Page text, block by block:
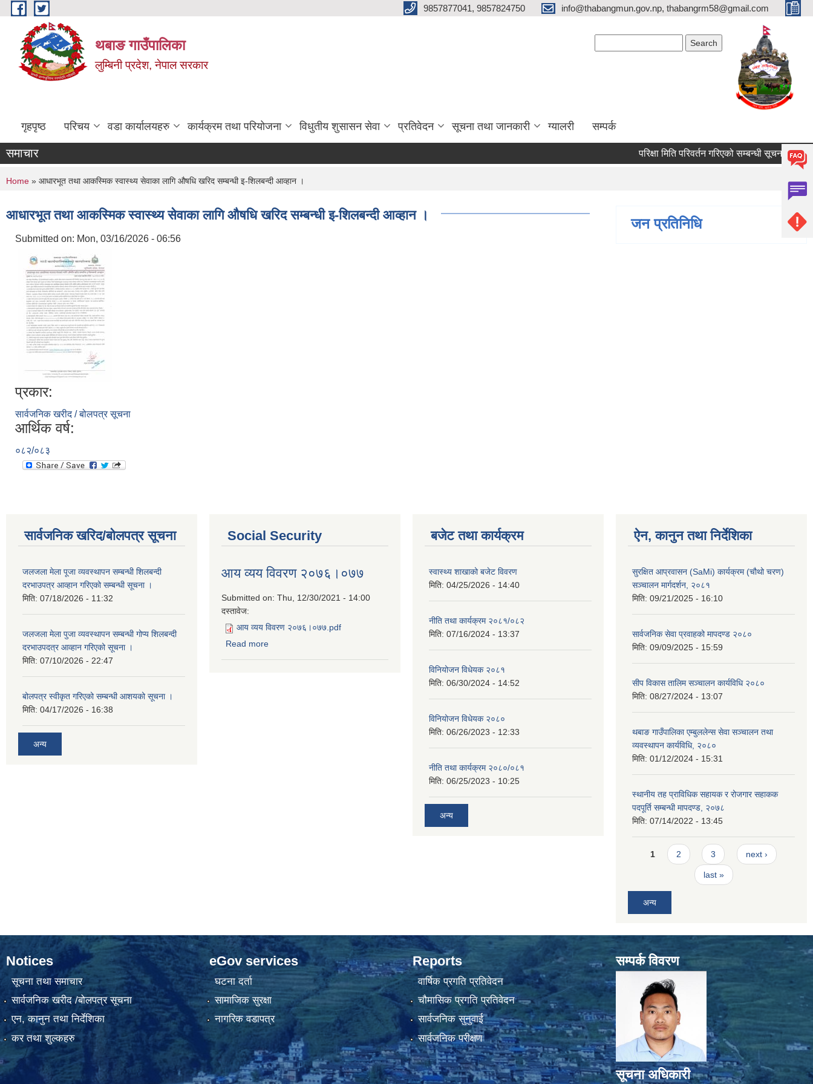
Skip to main content 9857877041, 9857824750 info@thabangmun.gov.np, thabangrm58@gmail.com
थबाङ गाउँपालिका
लुम्बिनी प्रदेश, नेपाल सरकार
गृहपृष्ठ परिचय वडा कार्यालयहरु कार्यक्रम तथा परियोजना विधुतीय शुसासन सेवा प्रतिवेदन सूचना तथा जानकारी ग्यालरी सम्पर्क
समाचार परिक्षा मिति परिवर्तन गरिएको सम्बन्धी सूचना ।
You are here
Home » आधारभूत तथा आकस्मिक स्वास्थ्य सेवाका लागि औषधि खरिद सम्बन्धी इ-शिलबन्दी आव्हान ।
आधारभूत तथा आकस्मिक स्वास्थ्य सेवाका लागि औषधि खरिद सम्बन्धी इ-शिलबन्दी आव्हान ।
Submitted on: Mon, 03/16/2026 - 06:56
प्रकार:
सार्वजनिक खरीद / बोलपत्र सूचना
आर्थिक वर्ष:
०८२/०८३
जन प्रतिनिधि
सार्वजनिक खरिद/बोलपत्र सूचना
जलजला मेला पूजा व्यवस्थापन सम्बन्धी शिलबन्दी
दरभाउपत्र आव्हान गरिएको सम्बन्धी सूचना ।
मिति: 07/18/2026 - 11:32
जलजला मेला पुजा व्यवस्थापन सम्बन्धी गोप्य शिलबन्दी
दरभाउपदत्र आव्हान गरिएको सूचना ।
मिति: 07/10/2026 - 22:47
बोलपत्र स्वीकृत गरिएको सम्बन्धी आशयको सूचना ।
मिति: 04/17/2026 - 16:38
अन्य
Social Security
आय व्यय विवरण २०७६।०७७
Submitted on: Thu, 12/30/2021 - 14:00
दस्तावेज:
आय व्यय विवरण २०७६।०७७.pdf
Read more
बजेट तथा कार्यक्रम
स्वास्थ्य शाखाको बजेट विवरण
मिति: 04/25/2026 - 14:40
नीति तथा कार्यक्रम २०८१/०८२
मिति: 07/16/2024 - 13:37
विनियोजन विधेयक २०८१
मिति: 06/30/2024 - 14:52
विनियोजन विधेयक २०८०
मिति: 06/26/2023 - 12:33
नीति तथा कार्यक्रम २०८०/०८१
मिति: 06/25/2023 - 10:25
अन्य
ऐन, कानुन तथा निर्देशिका
सुरक्षित आप्रवासन (SaMi) कार्यक्रम (चौथो चरण)
सञ्चालन मार्गदर्शन, २०८१
मिति: 09/21/2025 - 16:10
सार्वजनिक सेवा प्रवाहको मापदण्ड २०८०
मिति: 09/09/2025 - 15:59
सीप विकास तालिम सञ्चालन कार्यविधि २०८०
मिति: 08/27/2024 - 13:07
थबाङ गाउँपालिका एम्बुललेन्स सेवा सञ्चालन तथा
व्यवस्थापन कार्यविधि, २०८०
मिति: 01/12/2024 - 15:31
स्थानीय तह प्राविधिक सहायक र रोजगार सहाकक
पदपूर्ति सम्बन्धी मापदण्ड, २०७८
मिति: 07/14/2022 - 13:45
Pages
1 2 3 next ›
last »
अन्य
Notices
सूचना तथा समाचार
सार्वजनिक खरीद /बोलपत्र सूचना
एन, कानुन तथा निर्देशिका
कर तथा शुल्कहरु
eGov services
घटना दर्ता
सामाजिक सुरक्षा
नागरिक वडापत्र
Reports
वार्षिक प्रगति प्रतिवेदन
चौमासिक प्रगति प्रतिवेदन
सार्वजनिक सुनुवाई
सार्वजनिक परीक्षण
सम्पर्क विवरण
सूचना अधिकारी